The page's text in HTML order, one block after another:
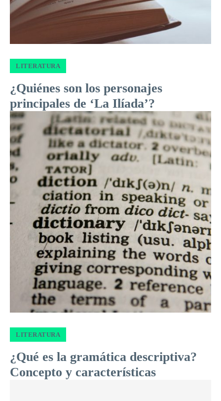
LITERATURA
¿Quiénes son los personajes
principales de ‘La Ilíada’?
LITERATURA
¿Qué es la gramática descriptiva?
Concepto y características